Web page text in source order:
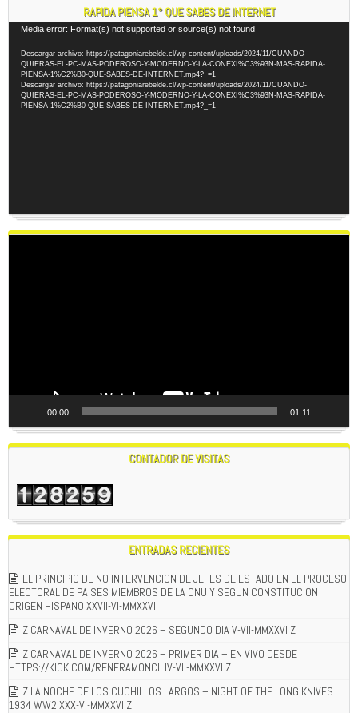
RAPIDA PIENSA 1° QUE SABES DE INTERNET
Reproductor
vídeo
Media error: Format(s) not supported or source(s) not found
Descargar archivo: https://patagoniarebelde.cl/wp-content/uploads/2024/11/CUANDO-
QUIERAS-EL-PC-MAS-PODEROSO-Y-MODERNO-Y-LA-CONEXI%C3%93N-MAS-RAPIDA-
PIENSA-1%C2%B0-QUE-SABES-DE-INTERNET.mp4?_=1
Descargar archivo: https://patagoniarebelde.cl/wp-content/uploads/2024/11/CUANDO-
QUIERAS-EL-PC-MAS-PODEROSO-Y-MODERNO-Y-LA-CONEXI%C3%93N-MAS-RAPIDA-
PIENSA-1%C2%B0-QUE-SABES-DE-INTERNET.mp4?_=1
00:00 01:11
CONTADOR DE VISITAS
ENTRADAS RECIENTES
EL PRINCIPIO DE NO INTERVENCION DE JEFES DE ESTADO EN EL PROCESO
ELECTORAL DE PAISES MIEMBROS DE LA ONU Y SEGUN CONSTITUCION
ORIGEN HISPANO XXVII-VI-MMXXVI
Z CARNAVAL DE INVERNO 2026 – SEGUNDO DIA V-VII-MMXXVI Z
Z CARNAVAL DE INVERNO 2026 – PRIMER DIA – EN VIVO DESDE
HTTPS://KICK.COM/RENERAMONCL IV-VII-MMXXVI Z
Z LA NOCHE DE LOS CUCHILLOS LARGOS – NIGHT OF THE LONG KNIVES
1934 WW2 XXX-VI-MMXXVI Z